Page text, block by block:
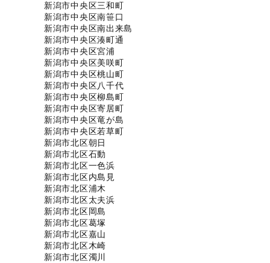
新潟市中央区三和町
新潟市中央区南笹口
新潟市中央区南出来島
新潟市中央区湊町通
新潟市中央区宮浦
新潟市中央区美咲町
新潟市中央区桃山町
新潟市中央区八千代
新潟市中央区柳島町
新潟市中央区寄居町
新潟市中央区竜が島
新潟市中央区若草町
新潟市北区朝日
新潟市北区石動
新潟市北区一色浜
新潟市北区内島見
新潟市北区浦木
新潟市北区太夫浜
新潟市北区岡島
新潟市北区葛塚
新潟市北区嘉山
新潟市北区木崎
新潟市北区濁川